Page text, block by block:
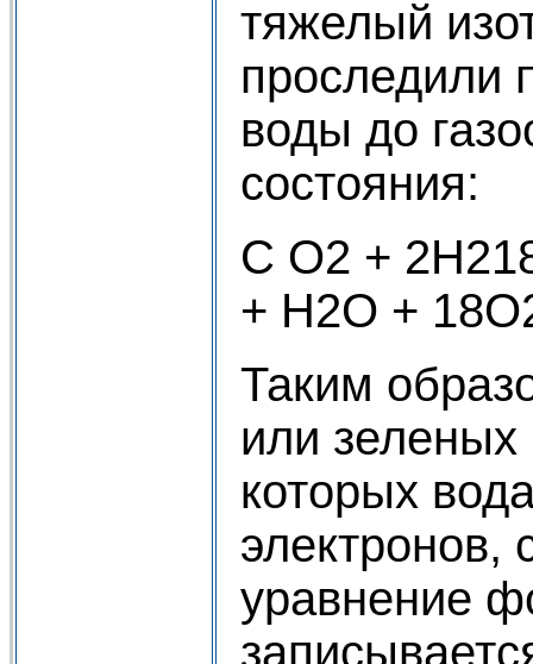
тяжелый
проследили
воды до
состояния:
С О2 +
+ Н2О +
Таким
или зеленых
которых
электронов,
уравнение